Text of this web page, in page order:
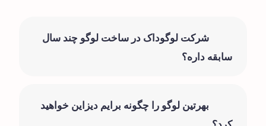
شرکت لوگوداک در ساخت لوگو چند سال
سابقه داره؟
بهرتین لوگو را چگونه برایم دیزاین خواهید